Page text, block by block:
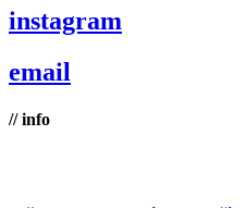
instagram
email
// info